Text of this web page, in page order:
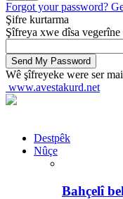
Forgot your password?
Şifre kurtarma
Şîfreya xwe dîsa vegerîne
Wê şîfreyeke were ser
www.avestakurd.net
Destpêk
Nûçe
Bahçelî